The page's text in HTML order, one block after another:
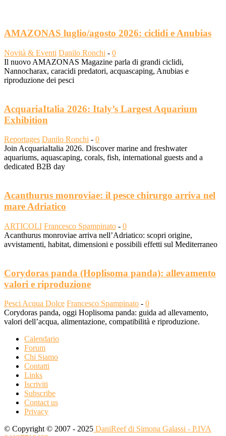
AMAZONAS luglio/agosto 2026: ciclidi e Anubias
Novità & Eventi Danilo Ronchi - 0
Il nuovo AMAZONAS Magazine parla di grandi ciclidi,
Nannocharax, caracidi predatori, acquascaping, Anubias e
riproduzione dei pesci
AcquariaItalia 2026: Italy’s Largest Aquarium
Exhibition
Reportages Danilo Ronchi - 0
Join AcquariaItalia 2026. Discover marine and freshwater
aquariums, aquascaping, corals, fish, international guests and a
dedicated B2B day
Acanthurus monroviae: il pesce chirurgo arriva nel
mare Adriatico
ARTICOLI Francesco Spampinato - 0
Acanthurus monroviae arriva nell’Adriatico: scopri origine,
avvistamenti, habitat, dimensioni e possibili effetti sul Mediterraneo
Corydoras panda (Hoplisoma panda): allevamento
valori e riproduzione
Pesci Acqua Dolce Francesco Spampinato - 0
Corydoras panda, oggi Hoplisoma panda: guida ad allevamento,
valori dell’acqua, alimentazione, compatibilità e riproduzione.
Calendario
Forum
Chi Siamo
Contatti
Links
Iscriviti
Subscribe
Contact us
Privacy
© Copyright © 2007 - 2025 DaniReef di Simona Galassi - P.IVA